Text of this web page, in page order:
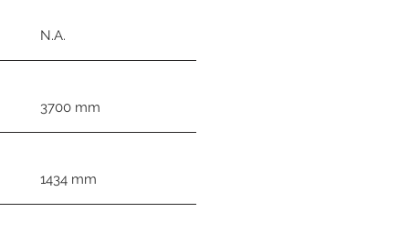
N.A.
3700 mm
1434 mm